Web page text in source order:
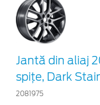
Jantă din aliaj
spițe, Dark
2081975